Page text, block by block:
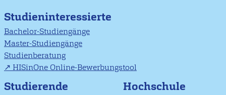
Studieninteressierte
Bachelor-Studiengänge
Master-Studiengänge
Studienberatung
HISinOne Online-Bewerbungstool
Studierende Hochschule